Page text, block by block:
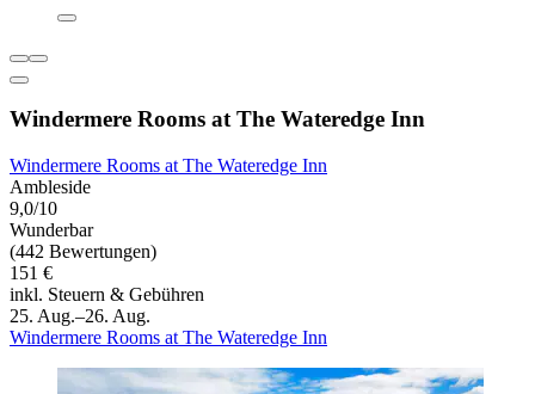
Windermere Rooms at The Wateredge Inn
Windermere Rooms at The Wateredge Inn
Ambleside
9,0/10
Wunderbar
(442 Bewertungen)
151 €
inkl. Steuern & Gebühren
25. Aug.–26. Aug.
Windermere Rooms at The Wateredge Inn